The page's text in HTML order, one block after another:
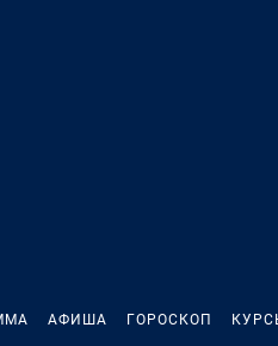
АФИША ГОРОСКОП